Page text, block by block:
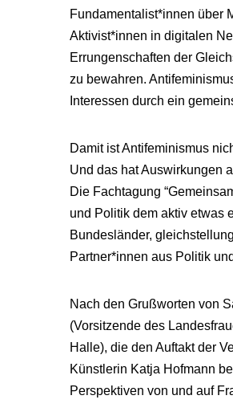
Fundamentalist*innen über
Aktivist*innen in digitalen
Errungenschaften der
zu bewahren.
Interessen durch ein
Damit ist Antifeminismus
Und das hat Auswirkungen
Die Fachtagung
und Politik dem aktiv etwas
Bundesländer,
Partner*innen aus Politik
Nach den Grußworten von
(Vorsitzende des
Halle), die den Auftakt der
Künstlerin Katja Hofmann
Perspektiven von und auf